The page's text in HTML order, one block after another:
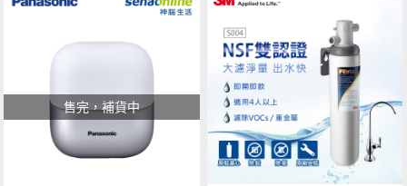
售完，補貨中